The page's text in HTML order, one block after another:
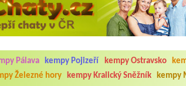
Pálava kempy Pojizeří kempy Ostravsko
Železné hory kempy Kralický Sněžník kempy
do 1.8. 2026. Kemp jako takový je pěkný. V
hluk z repráků u stanů a absolutní bezohlednost
hrála jiná hudba.Kemp pěkný, ale takový rámus